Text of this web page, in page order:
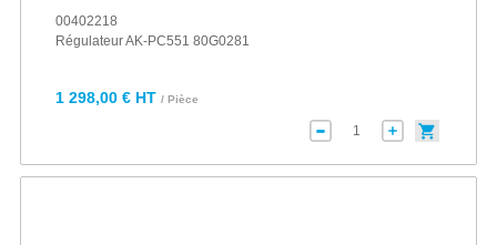
00402218
Régulateur AK-PC551 80G0281
1 298,00 € HT / Pièce